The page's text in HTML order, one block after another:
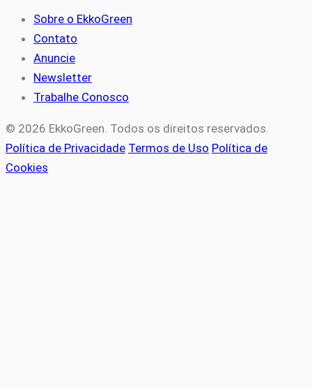
Sobre o EkkoGreen
Contato
Anuncie
Newsletter
Trabalhe Conosco
© 2026 EkkoGreen. Todos os direitos reservados.
Política de Privacidade Termos de Uso Política de
Cookies